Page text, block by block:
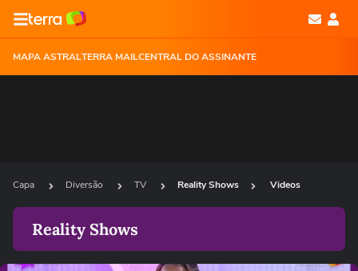
MAPA ASTRALTERRA MAILCENTRAL DO ASSINANTE
Capa Diversão TV Reality Shows Videos
Reality Shows